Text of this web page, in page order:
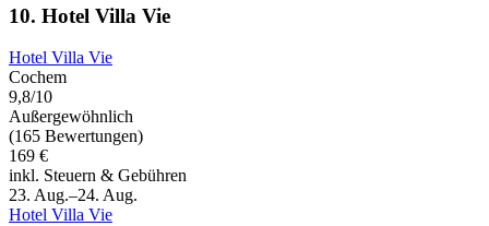
10. Hotel Villa Vie
Hotel Villa Vie
Cochem
9,8/10
Außergewöhnlich
(165 Bewertungen)
169 €
inkl. Steuern & Gebühren
23. Aug.–24. Aug.
Hotel Villa Vie